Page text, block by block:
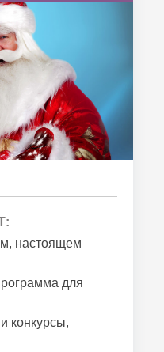
настоящем
для
конкурсы,